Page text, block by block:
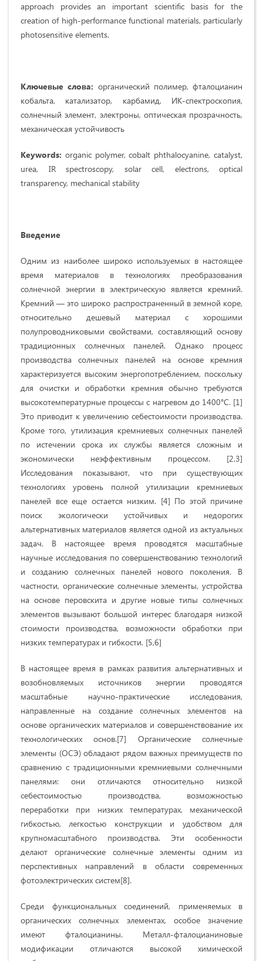
approach provides an important scientific basis for the
creation of high-performance functional materials, particularly
photosensitive elements.
Ключевые слова: органический полимер, фталоцианин
кобальта, катализатор, карбамид, ИК-спектроскопия,
солнечный элемент, электроны, оптическая прозрачность,
механическая устойчивость
Keywords: оrganic polymer, cobalt phthalocyanine, catalyst,
urea, IR spectroscopy, solar cell, electrons, optical
transparency, mechanical stability
Введение
Одним из наиболее широко используемых в настоящее
время материалов в технологиях преобразования
солнечной энергии в электрическую является кремний.
Кремний — это широко распространенный в земной коре,
относительно дешевый материал с хорошими
полупроводниковыми свойствами, составляющий основу
традиционных солнечных панелей. Однако процесс
производства солнечных панелей на основе кремния
характеризуется высоким энергопотреблением, поскольку
для очистки и обработки кремния обычно требуются
высокотемпературные процессы с нагревом до 1400°C. [1]
Это приводит к увеличению себестоимости производства.
Кроме того, утилизация кремниевых солнечных панелей
по истечении срока их службы является сложным и
экономически неэффективным процессом. [2,3]
Исследования показывают, что при существующих
технологиях уровень полной утилизации кремниевых
панелей все еще остается низким. [4] По этой причине
поиск экологически устойчивых и недорогих
альтернативных материалов является одной из актуальных
задач. В настоящее время проводятся масштабные
научные исследования по совершенствованию технологий
и созданию солнечных панелей нового поколения. В
частности, органические солнечные элементы, устройства
на основе перовскита и другие новые типы солнечных
элементов вызывают большой интерес благодаря низкой
стоимости производства, возможности обработки при
низких температурах и гибкости. [5,6]
В настоящее время в рамках развития альтернативных и
возобновляемых источников энергии проводятся
масштабные научно-практические исследования,
направленные на создание солнечных элементов на
основе органических материалов и совершенствование их
технологических основ.[7] Органические солнечные
элементы (ОСЭ) обладают рядом важных преимуществ по
сравнению с традиционными кремниевыми солнечными
панелями: они отличаются относительно низкой
себестоимостью производства, возможностью
переработки при низких температурах, механической
гибкостью, легкостью конструкции и удобством для
крупномасштабного производства. Эти особенности
делают органические солнечные элементы одним из
перспективных направлений в области современных
фотоэлектрических систем[8].
Среди функциональных соединений, применяемых в
органических солнечных элементах, особое значение
имеют фталоцианины. Металл-фталоцианиновые
модификации отличаются высокой химической